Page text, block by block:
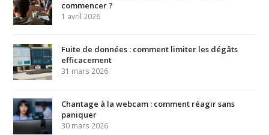
commencer ?
1 avril 2026
Fuite de données : comment limiter les dégâts
efficacement
31 mars 2026
Chantage à la webcam : comment réagir sans
paniquer
30 mars 2026